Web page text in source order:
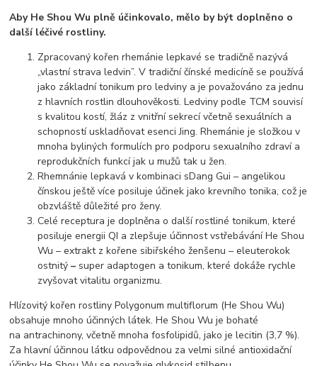
Aby He Shou Wu plně účinkovalo, mělo by být doplněno o
další léčivé rostliny.
Zpracovaný kořen rhemánie lepkavé se tradičně nazývá
„vlastní strava ledvin”. V tradiční čínské medicíně se používá
jako základní tonikum pro ledviny a je považováno za jednu
z hlavních rostlin dlouhověkosti. Ledviny podle TCM souvisí
s kvalitou kostí, žláz z vnitřní sekrecí včetně sexuálních a
schopností uskladňovat esenci Jing. Rhemánie je složkou v
mnoha byliných formulích pro podporu sexualního zdraví a
reprodukčních funkcí jak u mužů tak u žen.
Rhemnánie lepkavá v kombinaci sDang Gui – angelikou
čínskou ještě více posiluje účinek jako krevního tonika, což je
obzvláště důležité pro ženy.
Celé receptura je doplněna o další rostliné tonikum, které
posiluje energii QI a zlepšuje účinnost vstřebávání He Shou
Wu – extrakt z kořene sibiřského ženšenu – eleuterokok
ostnitý – super adaptogen a tonikum, které dokáže rychle
zvyšovat vitalitu organizmu.
Hlízovitý kořen rostliny Polygonum multiflorum (He Shou Wu)
obsahuje mnoho účinných látek. He Shou Wu je bohaté
na antrachinony, včetně mnoha fosfolipidů, jako je lecitin (3,7 %).
Za hlavní účinnou látku odpovědnou za velmi silné antioxidační